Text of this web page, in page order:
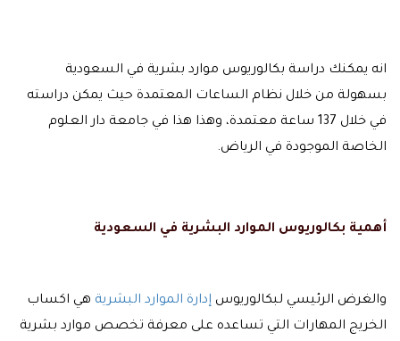
انه يمكنك دراسة بكالوريوس موارد بشرية في السعودية
بسهولة من خلال نظام الساعات المعتمدة حيث يمكن دراسته
في خلال 137 ساعة معتمدة، وهذا هذا في جامعة دار العلوم
الخاصة الموجودة في الرياض.
أهمية بكالوريوس الموارد البشرية في السعودية
والغرض الرئيسي لبكالوريوس إدارة الموارد البشرية هي اكساب
الخريج المهارات التي تساعده على معرفة تخصص موارد بشرية